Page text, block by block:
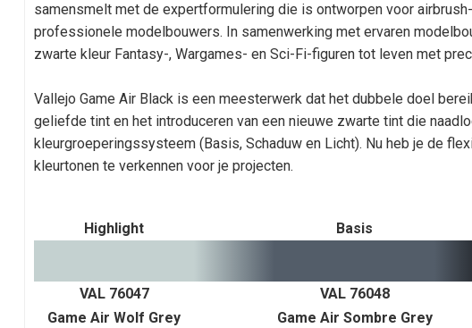
samensmelt met de expertformulering die is ontworpen voor
professionele modelbouwers. In samenwerking met ervaren
zwarte kleur Fantasy-, Wargames- en Sci-Fi-figuren tot leven met
Vallejo Game Air Black is een meesterwerk dat het dubbele doel
geliefde tint en het introduceren van een nieuwe zwarte tint die
kleurgroeperingssysteem (Basis, Schaduw en Licht). Nu heb je de
kleurtonen te verkennen voor je projecten.
Highlight Basis
VAL 76047 VAL 76048
Game Air Wolf Grey
Game Air Sombre Grey